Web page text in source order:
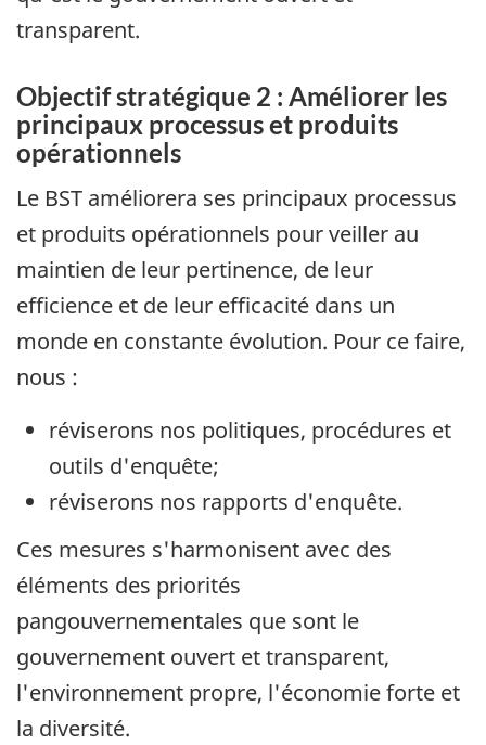
transparent.
Objectif stratégique 2 : Améliorer les
principaux processus et produits
opérationnels
Le BST améliorera ses principaux processus
et produits opérationnels pour veiller au
maintien de leur pertinence, de leur
efficience et de leur efficacité dans un
monde en constante évolution. Pour ce faire,
nous :
réviserons nos politiques, procédures et
outils d'enquête;
réviserons nos rapports d'enquête.
Ces mesures s'harmonisent avec des
éléments des priorités
pangouvernementales que sont le
gouvernement ouvert et transparent,
l'environnement propre, l'économie forte et
la diversité.